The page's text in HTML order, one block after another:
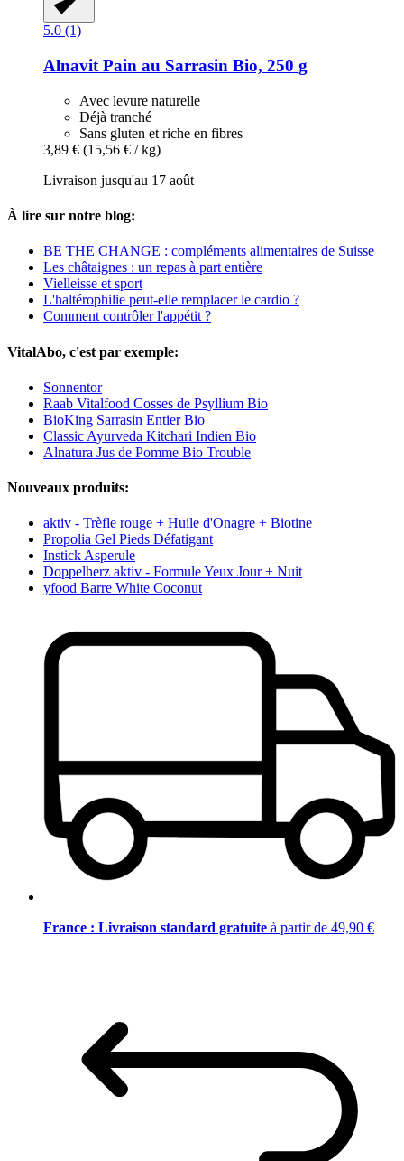
5.0 (1)
Alnavit Pain au Sarrasin Bio, 250 g
Avec levure naturelle
Déjà tranché
Sans gluten et riche en fibres
3,89 € (15,56 € / kg)
Livraison jusqu'au 17 août
À lire sur notre blog:
BE THE CHANGE : compléments alimentaires de Suisse
Les châtaignes : un repas à part entière
Vielleisse et sport
L'haltérophilie peut-elle remplacer le cardio ?
Comment contrôler l'appétit ?
VitalAbo, c'est par exemple:
Sonnentor
Raab Vitalfood Cosses de Psyllium Bio
BioKing Sarrasin Entier Bio
Classic Ayurveda Kitchari Indien Bio
Alnatura Jus de Pomme Bio Trouble
Nouveaux produits:
aktiv - Trèfle rouge + Huile d'Onagre + Biotine
Propolia Gel Pieds Défatigant
Instick Asperule
Doppelherz aktiv - Formule Yeux Jour + Nuit
yfood Barre White Coconut
France : Livraison standard gratuite à partir de 49,90 €